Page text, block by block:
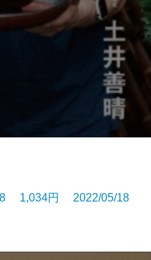
8 1,034円 2022/05/18